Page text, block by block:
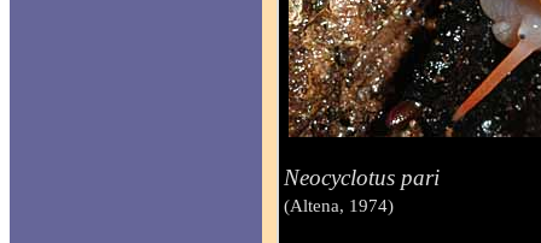
Neocyclotus pari
(Altena, 1974)